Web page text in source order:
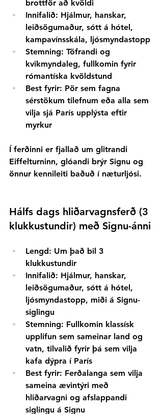
brottför að kvöldi
Innifalið: Hjálmur, hanskar,
leiðsögumaður, sótt á hótel,
kampavínsskála, ljósmyndastopp
Stemning: Töfrandi og
kvikmyndaleg, fullkomin fyrir
rómantíska kvöldstund
Best fyrir: Pör sem fagna
sérstökum tilefnum eða alla sem
vilja sjá París upplýsta eftir
myrkur
Í ferðinni er fjallað um glitrandi
Eiffelturninn, glóandi brýr Signu og
önnur kennileiti baðuð í næturljósi.
Hálfs dags hliðarvagnsferð (3
klukkustundir) með Signu-ánni
Lengd: Um það bil 3
klukkustundir
Innifalið: Hjálmur, hanskar,
leiðsögumaður, sótt á hótel,
ljósmyndastopp, miði á Signu-
siglingu
Stemning: Fullkomin klassísk
upplifun sem sameinar land og
vatn, tilvalið fyrir þá sem vilja
kafa dýpra í París
Best fyrir: Ferðalanga sem vilja
sameina ævintýri með
hliðarvagni og afslappandi
siglingu á Signu